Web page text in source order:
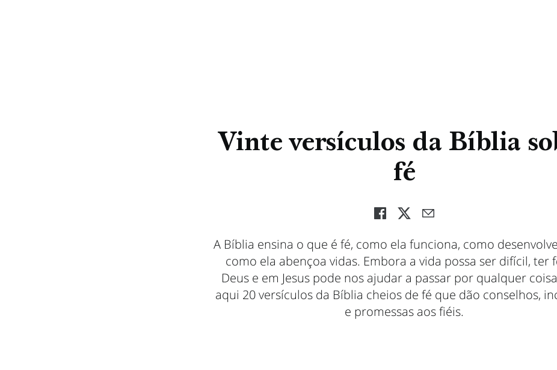
Vinte versículos da Bíblia
fé
A Bíblia ensina o que é fé, como ela funciona, como
como ela abençoa vidas. Embora a vida possa ser difícil, ter
Deus e em Jesus pode nos ajudar a passar por qualquer
aqui 20 versículos da Bíblia cheios de fé que dão conselhos,
e promessas aos fiéis.